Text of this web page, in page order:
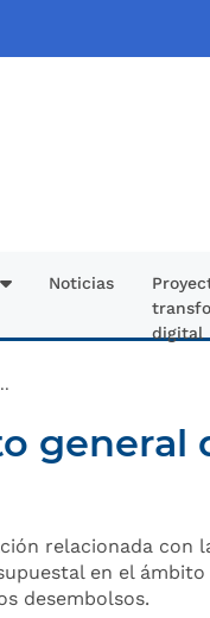
Noticias
digital
general
relacionada con
en el
desembolsos.